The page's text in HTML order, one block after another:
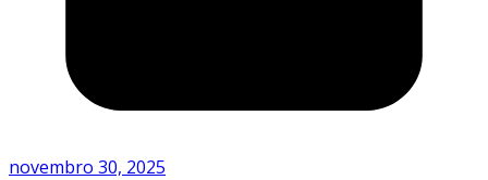
novembro 30, 2025